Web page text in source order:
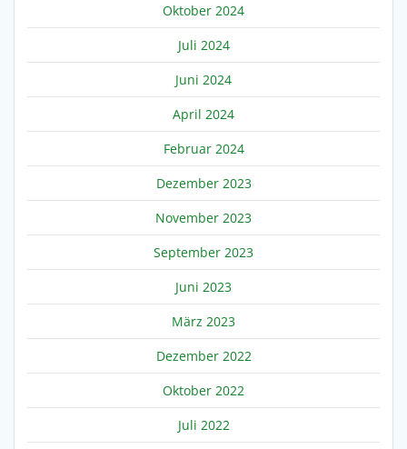
Oktober 2024
Juli 2024
Juni 2024
April 2024
Februar 2024
Dezember 2023
November 2023
September 2023
Juni 2023
März 2023
Dezember 2022
Oktober 2022
Juli 2022